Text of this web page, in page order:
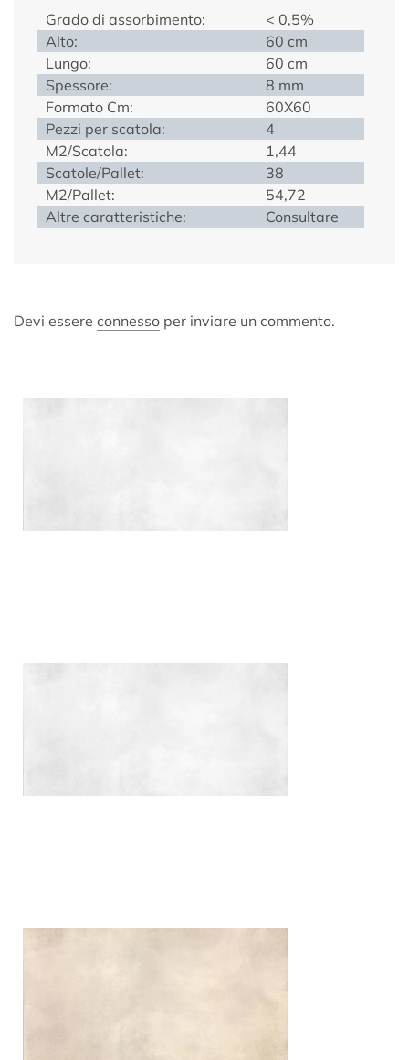
Grado di assorbimento:
< 0,5%
Alto:
60 cm
Lungo:
60 cm
Spessore:
8 mm
Formato Cm:
60X60
Pezzi per scatola:
4
M2/Scatola:
1,44
Scatole/Pallet:
38
M2/Pallet:
54,72
Altre caratteristiche:
Consultare
Devi essere connesso per inviare un commento.